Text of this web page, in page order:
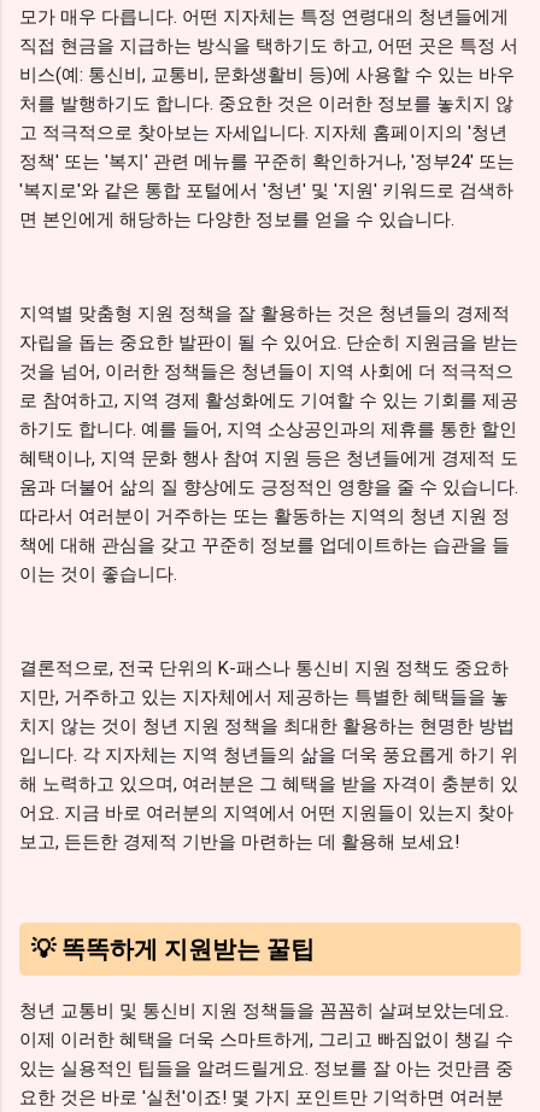
모가 매우 다릅니다. 어떤 지자체는 특정 연령대의 청년들에게
직접 현금을 지급하는 방식을 택하기도 하고, 어떤 곳은 특정 서
비스(예: 통신비, 교통비, 문화생활비 등)에 사용할 수 있는 바우
처를 발행하기도 합니다. 중요한 것은 이러한 정보를 놓치지 않
고 적극적으로 찾아보는 자세입니다. 지자체 홈페이지의 '청년
정책' 또는 '복지' 관련 메뉴를 꾸준히 확인하거나, '정부24' 또는
'복지로'와 같은 통합 포털에서 '청년' 및 '지원' 키워드로 검색하
면 본인에게 해당하는 다양한 정보를 얻을 수 있습니다.
지역별 맞춤형 지원 정책을 잘 활용하는 것은 청년들의 경제적
자립을 돕는 중요한 발판이 될 수 있어요. 단순히 지원금을 받는
것을 넘어, 이러한 정책들은 청년들이 지역 사회에 더 적극적으
로 참여하고, 지역 경제 활성화에도 기여할 수 있는 기회를 제공
하기도 합니다. 예를 들어, 지역 소상공인과의 제휴를 통한 할인
혜택이나, 지역 문화 행사 참여 지원 등은 청년들에게 경제적 도
움과 더불어 삶의 질 향상에도 긍정적인 영향을 줄 수 있습니다.
따라서 여러분이 거주하는 또는 활동하는 지역의 청년 지원 정
책에 대해 관심을 갖고 꾸준히 정보를 업데이트하는 습관을 들
이는 것이 좋습니다.
결론적으로, 전국 단위의 K-패스나 통신비 지원 정책도 중요하
지만, 거주하고 있는 지자체에서 제공하는 특별한 혜택들을 놓
치지 않는 것이 청년 지원 정책을 최대한 활용하는 현명한 방법
입니다. 각 지자체는 지역 청년들의 삶을 더욱 풍요롭게 하기 위
해 노력하고 있으며, 여러분은 그 혜택을 받을 자격이 충분히 있
어요. 지금 바로 여러분의 지역에서 어떤 지원들이 있는지 찾아
보고, 든든한 경제적 기반을 마련하는 데 활용해 보세요!
💡 똑똑하게 지원받는 꿀팁
청년 교통비 및 통신비 지원 정책들을 꼼꼼히 살펴보았는데요.
이제 이러한 혜택을 더욱 스마트하게, 그리고 빠짐없이 챙길 수
있는 실용적인 팁들을 알려드릴게요. 정보를 잘 아는 것만큼 중
요한 것은 바로 '실천'이죠! 몇 가지 포인트만 기억하면 여러분